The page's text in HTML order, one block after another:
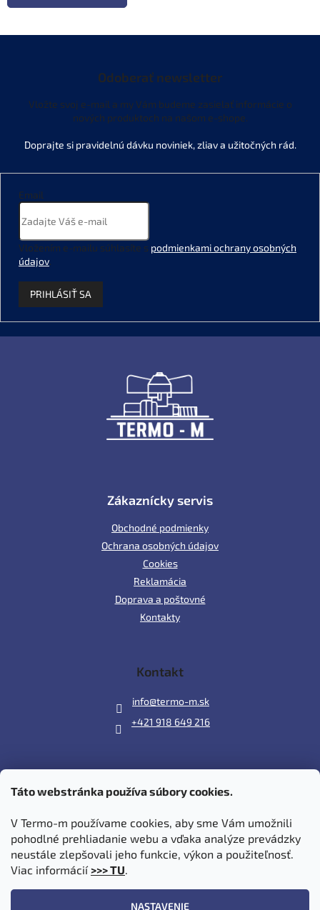
Táto webstránka používa súbory cookies.
V Termo-m používame cookies, aby sme Vám umožnili
pohodlné prehliadanie webu a vďaka analýze prevádzky
neustále zlepšovali jeho funkcie, výkon a použiteľnosť.
Viac informácií >>> TU.
NASTAVENIE
Odoberať newsletter
Vložte svoj e-mail a my Vám budeme zasielať informácie o
nových produktoch na našom e-shope.
Email
Vložením e-mailu súhlasíte s podmienkami ochrany osobných
údajov.
PRIHLÁSIŤ SA
Zákaznícky servis
Obchodné podmienky
Ochrana osobných údajov
Cookies
Reklamácia
Doprava a poštovné
Kontakty
Kontakt
info@termo-m.sk
+421 918 649 216
Prijímame online platby